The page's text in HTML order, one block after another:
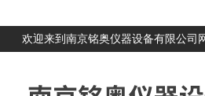
欢迎来到南京铭奥仪器设备有限公司